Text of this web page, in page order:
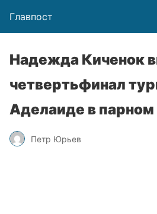
Главпост
Надежда Киченок
четвертьфинал
Аделаиде в парном
Петр Юрьев